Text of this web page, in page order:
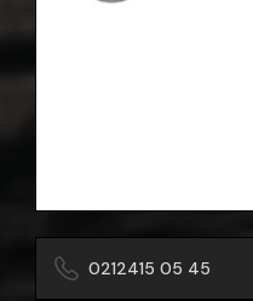
0212415 05 45